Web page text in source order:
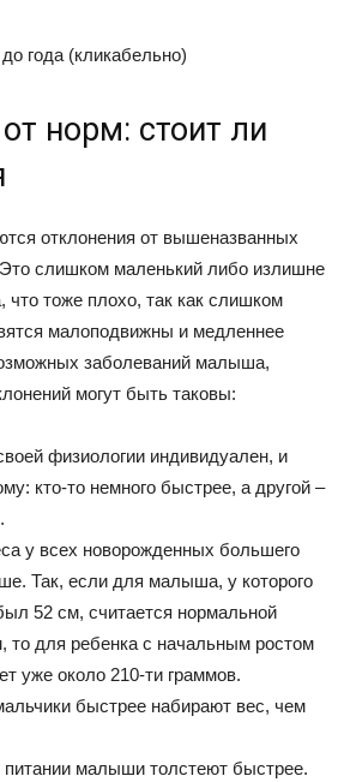
года (кликабельно)
норм: стоит ли
отклонения от вышеназванных
слишком маленький либо излишне
что тоже плохо, так как слишком
малоподвижны и медленнее
заболеваний малыша,
могут быть таковы:
физиологии индивидуален, и
кто-то немного быстрее, а другой –
у всех новорожденных большего
Так, если для малыша, у которого
52 см, считается нормальной
то для ребенка с начальным ростом
уже около 210-ти граммов.
быстрее набирают вес, чем
питании малыши толстеют быстрее.